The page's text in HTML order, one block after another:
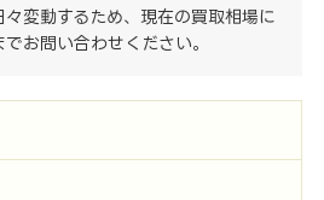
々変動するため、現在の買取相場に
お問い合わせください。